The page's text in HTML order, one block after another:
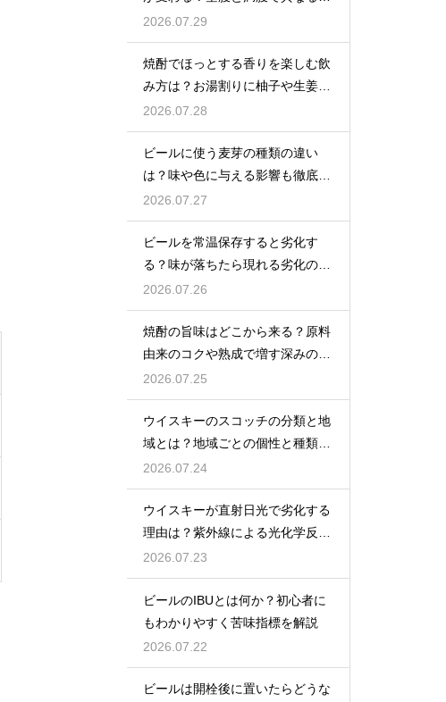
覚の感じ方を解説
2026.07.29
焼酎でほっとする香りを楽しむ飲
み方は？お湯割りに柚子や生姜を
加えてリラックス効果を実感
2026.07.28
ビールに使う麦芽の種類の違い
は？味や色に与える影響も徹底解
説
2026.07.27
ビールを常温保存すると劣化す
る？味が落ちたら現れる劣化のサ
インを解説
2026.07.26
焼酎の旨味はどこから来る？原料
由来のコクや熟成で増す深みの秘
密を解説
2026.07.25
ウイスキーのスコッチの分類と地
域とは？地域ごとの個性と種類を
解説
2026.07.24
ウイスキーが直射日光で劣化する
理由は？紫外線による光化学反応
で風味が損なわれるため
2026.07.23
ビールのIBUとは何か？初心者に
もわかりやすく苦味指標を解説
2026.07.22
ビールは開栓後に置いたらどうな